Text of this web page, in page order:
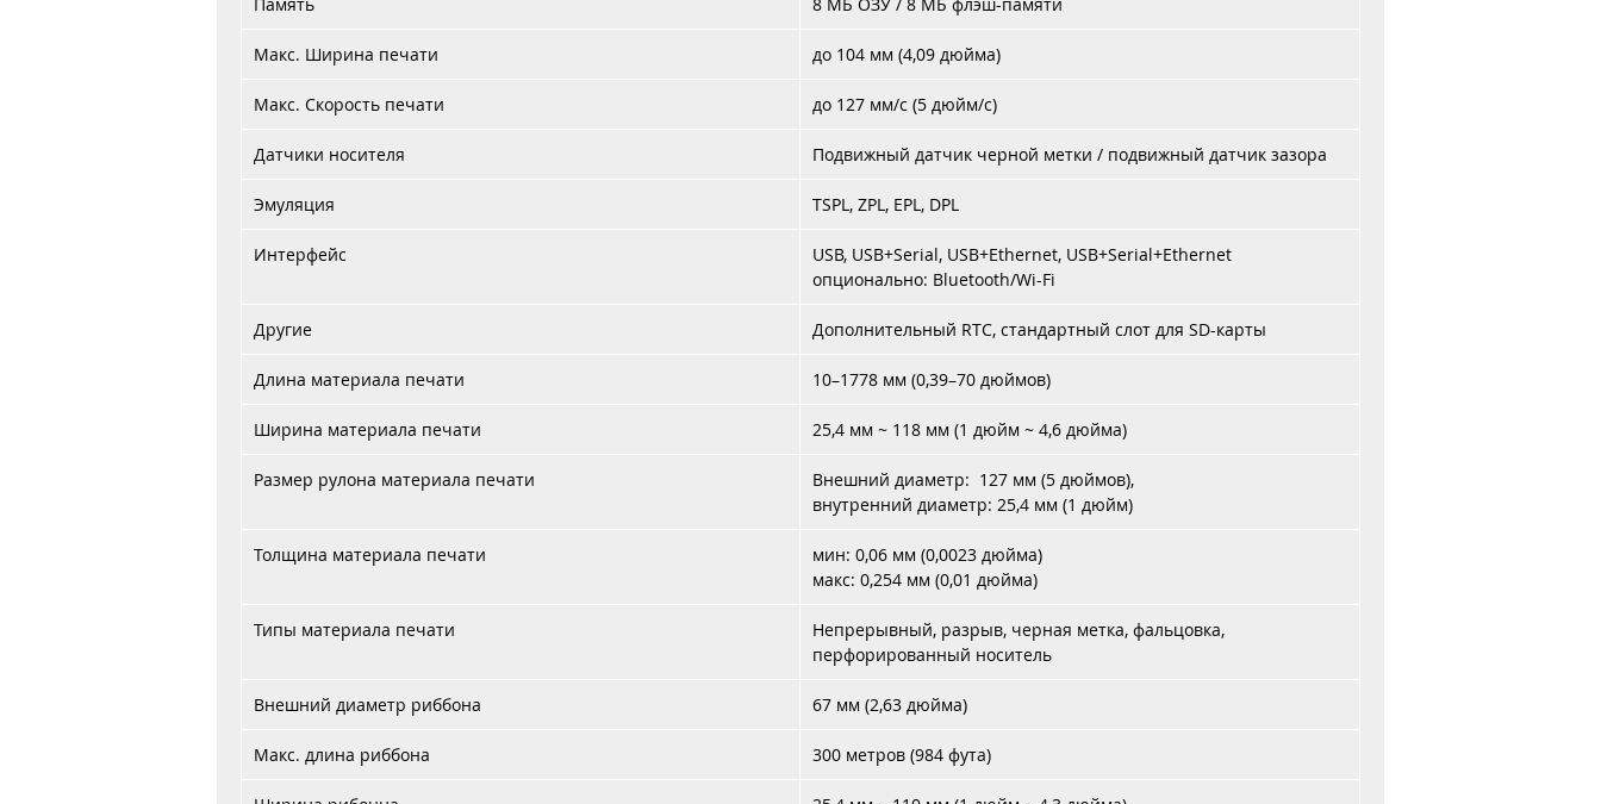
Термопринтер XP-T451B отличается
решением для интенсивного использования в бизнесе.
позволяет сократить затраты на электроэнергию, что особенно
Оптимизация бизнес-процессов:С помощью XP-T451B вы
вам сосредоточиться на других важных аспектах вашего бизнеса.
Не упустите возможность улучшить эффективность вашего бизнеса
с термопринтером XP-T451B! Закажите его сегодня и убедитесь в его
скорость — выберите XP-T451B!
Макс. Ширина печати до 104 мм (4,09 дюйма)
Макс. Скорость печати до 127 мм/с (5 дюйм/с)
Датчики носителя Подвижный датчик черной метки / подвижный датчик зазора
Эмуляция TSPL, ZPL, EPL, DPL
Интерфейс
USB, USB+Serial, USB+Ethernet, USB+Serial+Ethernet
опционально: Bluetooth/Wi-Fi
Другие Дополнительный RTC, стандартный слот для SD-карты
Длина материала печати 10–1778 мм (0,39–70 дюймов)
Ширина материала печати 25,4 мм ~ 118 мм (1 дюйм ~ 4,6 дюйма)
Размер рулона материала печати
Внешний диаметр: 127 мм (5 дюймов),
внутренний диаметр: 25,4 мм (1 дюйм)
Толщина материала печати
мин: 0,06 мм (0,0023 дюйма)
макс: 0,254 мм (0,01 дюйма)
Типы материала печати
Непрерывный, разрыв, черная метка, фальцовка,
перфорированный носитель
Внешний диаметр риббона 67 мм (2,63 дюйма)
Макс. длина риббона 300 метров (984 фута)